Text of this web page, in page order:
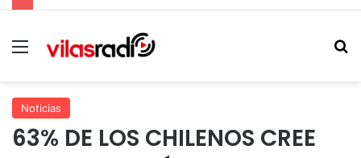
Menú
Noticias
63% DE LOS CHILENOS CREE